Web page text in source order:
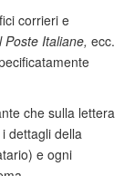
corrieri e
Poste Italiane, ecc.
che sulla lettera
dettagli della
e ogni